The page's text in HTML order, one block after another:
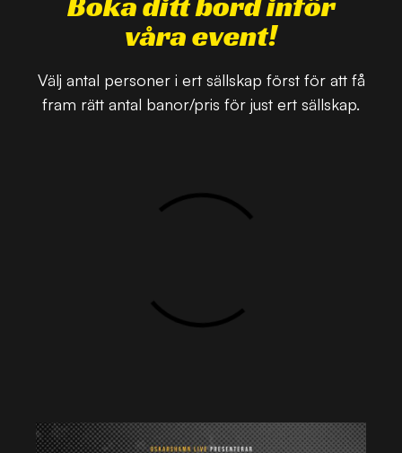
våra event!
Välj antal personer i ert sällskap först för att få
fram rätt antal banor/pris för just ert sällskap.